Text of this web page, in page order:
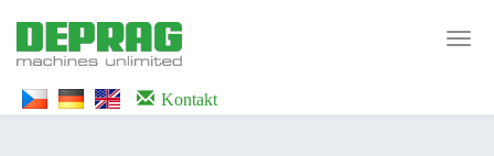
WTG9QS7C" height="0" width="0" style="display:none;visibility:hidden">
</iframe></noscript>
Kontakt